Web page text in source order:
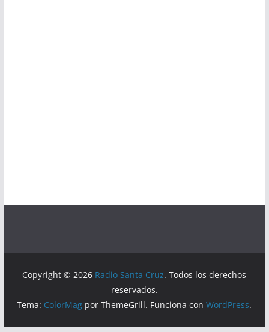
Copyright © 2026 Radio Santa Cruz. Todos los derechos
reservados.
Tema: ColorMag por ThemeGrill. Funciona conWordPress.